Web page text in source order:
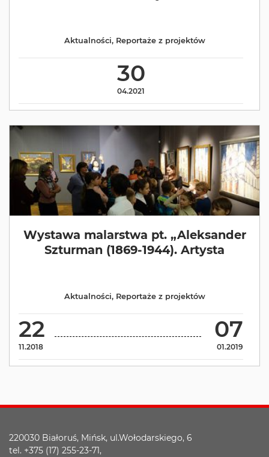
30
04.2021
Aktualności, Reportaże z projektów
Wystawa malarstwa pt. „Aleksander
Szturman (1869-1944). Artysta
22
11.2018
07
01.2019
Aktualności, Reportaże z projektów
220030 Białoruś, Mińsk, ul.Wołodarskiego, 6
tel. +375 (17) 255-23-71,